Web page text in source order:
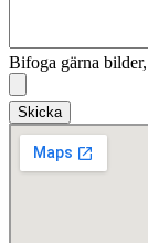
Bifoga gärna
Skicka